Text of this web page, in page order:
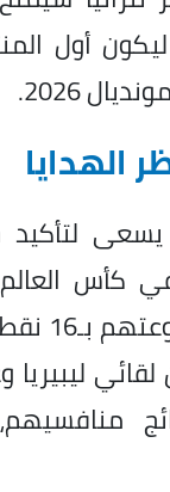
أول
2026.
الهدايا
كأس
لقائي